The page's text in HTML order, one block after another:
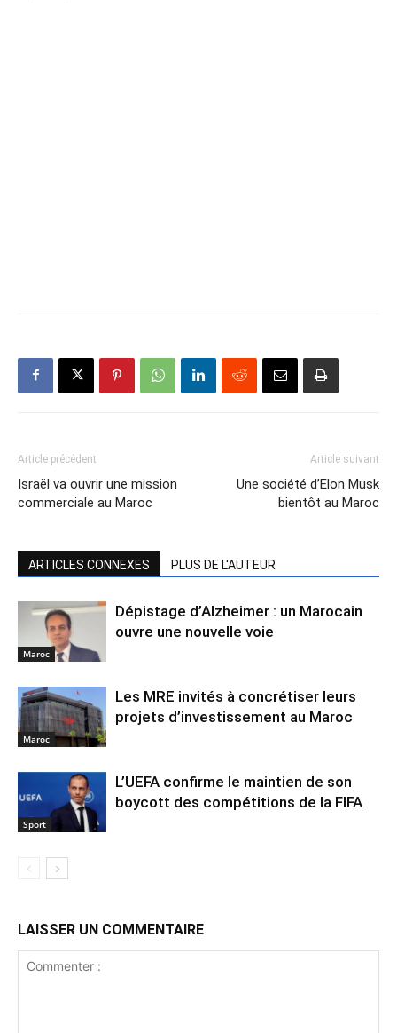
Article précédent
Israël va ouvrir une mission
commerciale au Maroc
Article suivant
Une société d’Elon Musk
bientôt au Maroc
ARTICLES CONNEXES PLUS DE L'AUTEUR
Maroc
Dépistage d’Alzheimer : un Marocain
ouvre une nouvelle voie
Maroc
Les MRE invités à concrétiser leurs
projets d’investissement au Maroc
Sport
L’UEFA confirme le maintien de son
boycott des compétitions de la FIFA
LAISSER UN COMMENTAIRE